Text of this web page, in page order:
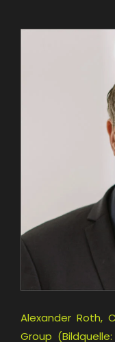
Alexander Roth,
Group